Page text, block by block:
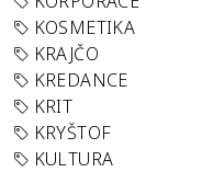
KOSMETIKA
KRAJČO
KREDANCE
KRIT
KRYŠTOF
KULTURA